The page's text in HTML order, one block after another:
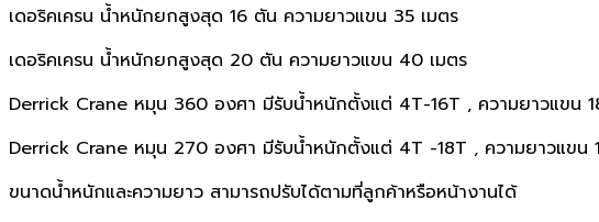
เดอริคเครน น้ำหนักยกสูงสุด 16 ตัน ความยาวแขน 35 เมตร
เดอริคเครน น้ำหนักยกสูงสุด 20 ตัน ความยาวแขน 40 เมตร
Derrick Crane หมุน 360 องศา มีรับน้ำหนักตั้งแต่ 4T-16T , ความยาวแขน
Derrick Crane หมุน 270 องศา มีรับน้ำหนักตั้งแต่ 4T -18T , ความยาวแขน
ขนาดน้ำหนักและความยาว สามารถปรับได้ตามที่ลูกค้าหรือหน้างานได้